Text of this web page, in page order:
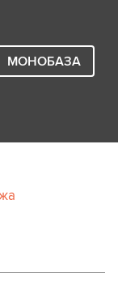
МОНОБАЗА